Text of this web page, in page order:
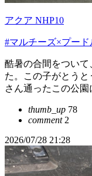
アクア NHP10
#マルチーズ×プード
酷暑の合間をつい
た。この子がとうと
さん通ったこの公
thumb_up 78
comment2
2026/07/28 21:28